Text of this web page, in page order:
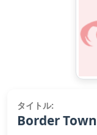
タイトル:
Border Town